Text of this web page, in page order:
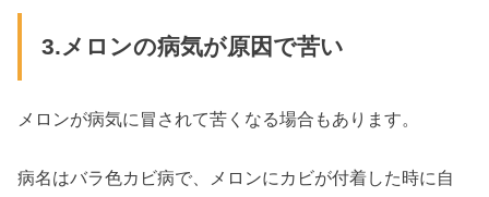
3.メロンの病気が原因で苦い
メロンが病気に冒されて苦くなる場合もあります。
病名はバラ色カビ病で、メロンにカビが付着した時に自